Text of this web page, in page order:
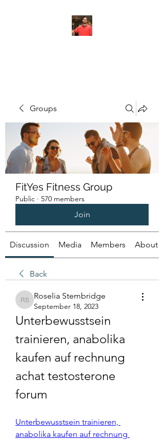
Groups
FitYes Fitness Group
Public · 570 members
Join
Discussion Media Members About
Back
Roselia Stembridge
Roselia Stembridge
September 18, 2023
Unterbewusstsein
trainieren, anabolika
kaufen auf rechnung
achat testosterone
forum
Unterbewusstsein trainieren,
anabolika kaufen auf rechnung